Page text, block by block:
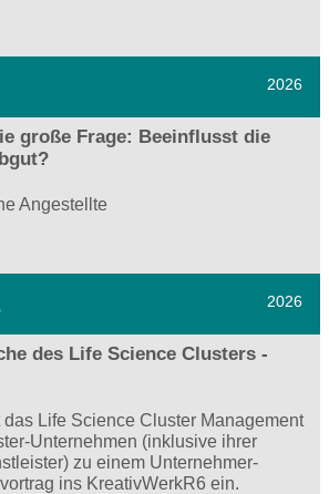
2026
große Frage: Beeinflusst die
Angestellte
2026
des Life Science Clusters -
Life Science Cluster Management
Unternehmen (inklusive ihrer
zu einem Unternehmer-
ins KreativWerkR6 ein.